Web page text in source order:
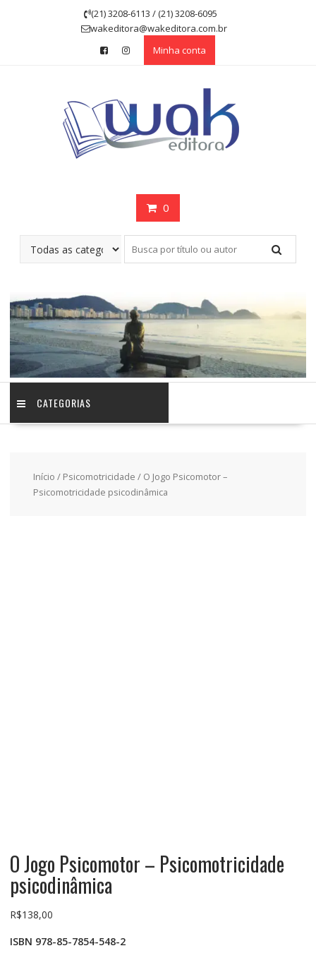
(21) 3208-6113 / (21) 3208-6095
wakeditora@wakeditora.com.br
Minha conta
0
CATEGORIAS
Início / Psicomotricidade / O Jogo Psicomotor –
Psicomotricidade psicodinâmica
O Jogo Psicomotor – Psicomotricidade
psicodinâmica
R$138,00
ISBN 978-85-7854-548-2